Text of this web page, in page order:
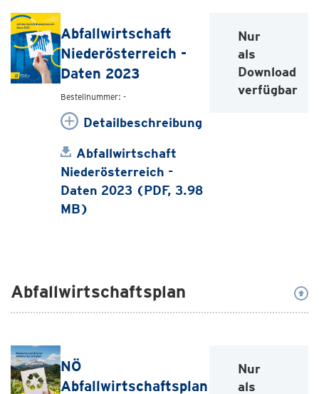
Abfallwirtschaft
Niederösterreich -
Daten 2023
Bestellnummer: -
Detailbeschreibung
Abfallwirtschaft
Niederösterreich -
Daten 2023 (PDF, 3.98
MB)
Nur
als
Download
verfügbar
Abfallwirtschaftsplan
NÖ
Abfallwirtschaftsplan
Nur
als